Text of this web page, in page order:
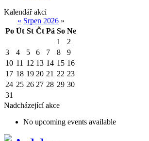
Kalendář akcí
« Srpen 2026 »
Po Út St Čt Pá So Ne
1
2
3
4 5 6 7 8
9
10 11 12 13 14 15 16
17 18 19 20 21 22 23
24 25 26 27 28 29 30
31
Nadcházející akce
No upcoming events available